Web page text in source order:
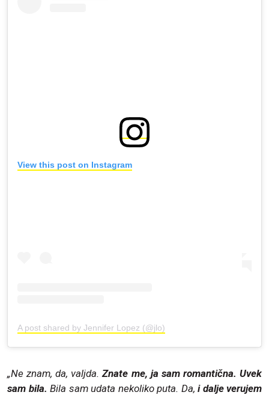
View this post on Instagram
A post shared by Jennifer Lopez (@jlo)
„Ne znam, da, valjda.Znate me, ja sam romantična. Uvek
sam bila. Bila sam udata nekoliko puta. Da, i dalje verujem